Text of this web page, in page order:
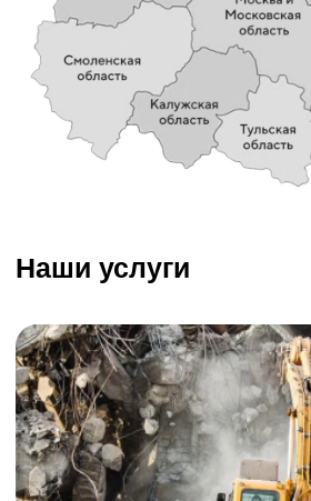
подготовка участка к
земляные работы